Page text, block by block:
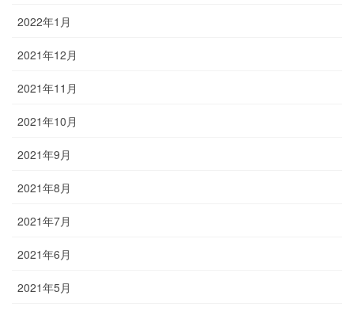
2022年1月
2021年12月
2021年11月
2021年10月
2021年9月
2021年8月
2021年7月
2021年6月
2021年5月